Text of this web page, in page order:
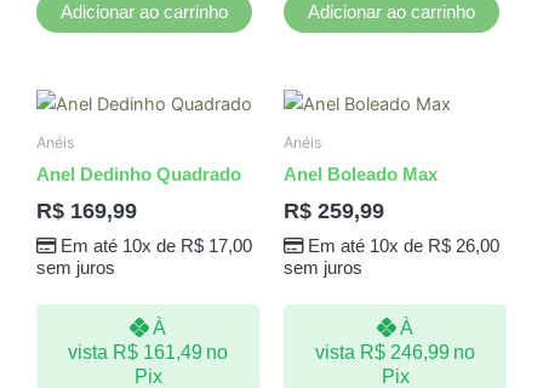
Adicionar ao carrinho Adicionar ao carrinho
Anéis
Anel Dedinho Quadrado
R$ 169,99
Em até 10x de R$17,00
sem juros
À
vista R$161,49 no
Pix
Anéis
Anel Boleado Max
R$ 259,99
Em até 10x de R$26,00
sem juros
À
vista R$246,99 no
Pix
Este
As
podem
escolhidas